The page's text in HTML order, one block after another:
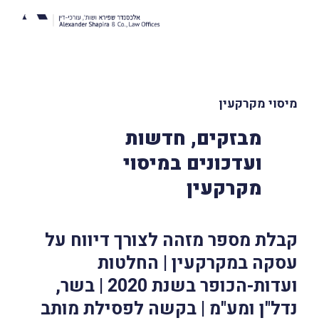
מיסוי מקרקעין
מבזקים, חדשות
ועדכונים במיסוי
מקרקעין
קבלת מספר מזהה לצורך דיווח על
עסקה במקרקעין | החלטות
ועדות-הכופר בשנת 2020 | בשר,
נדל"ן ומע"מ | בקשה לפסילת מותב